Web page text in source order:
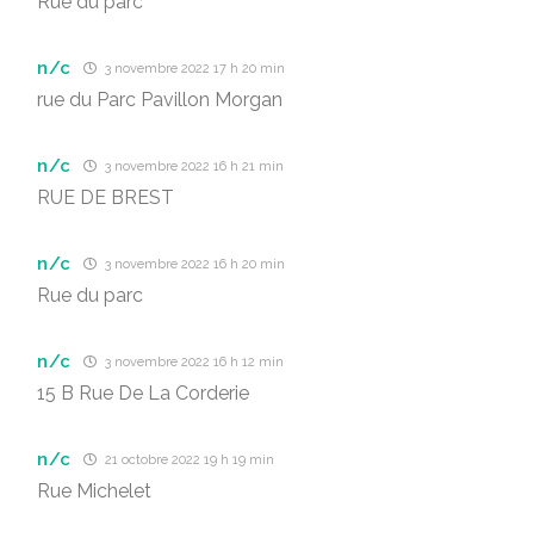
n/c 3 novembre 2022 17 h 20 min
rue du Parc Pavillon Morgan
n/c 3 novembre 2022 16 h 21 min
RUE DE BREST
n/c 3 novembre 2022 16 h 20 min
Rue du parc
n/c 3 novembre 2022 16 h 12 min
15 B Rue De La Corderie
n/c 21 octobre 2022 19 h 19 min
Rue Michelet